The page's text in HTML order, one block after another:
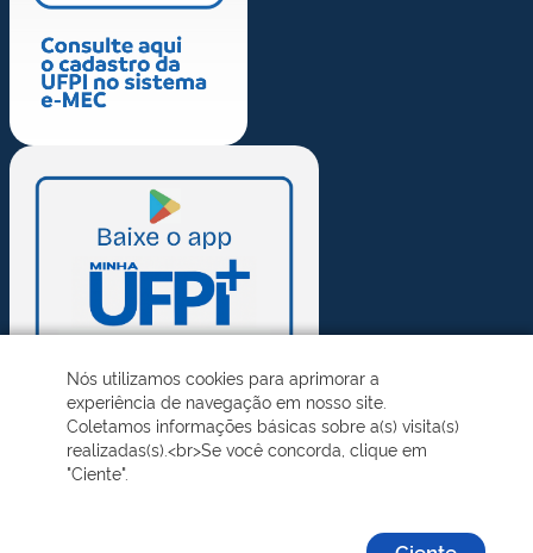
Nós utilizamos cookies para aprimorar a
experiência de navegação em nosso site.
Coletamos informações básicas sobre a(s) visita(s)
realizadas(s).<br>Se você concorda, clique em
"Ciente".